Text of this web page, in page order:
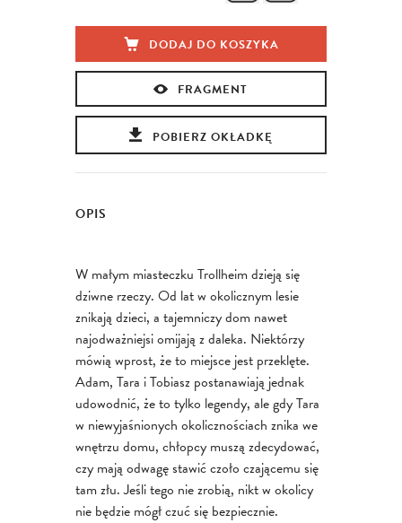
DODAJ DO KOSZYKA
FRAGMENT
POBIERZ OKŁADKĘ
OPIS
W małym miasteczku Trollheim dzieją się
dziwne rzeczy. Od lat w okolicznym lesie
znikają dzieci, a tajemniczy dom nawet
najodważniejsi omijają z daleka. Niektórzy
mówią wprost, że to miejsce jest przeklęte.
Adam, Tara i Tobiasz postanawiają jednak
udowodnić, że to tylko legendy, ale gdy Tara
w niewyjaśnionych okolicznościach znika we
wnętrzu domu, chłopcy muszą zdecydować,
czy mają odwagę stawić czoło czającemu się
tam złu. Jeśli tego nie zrobią, nikt w okolicy
nie będzie mógł czuć się bezpiecznie.